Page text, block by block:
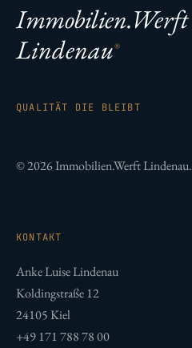
Immobilien.Werft
Lindenau®
QUALITÄT DIE BLEIBT
© 2026 Immobilien.Werft Lindenau.
KONTAKT
Anke Luise Lindenau
Koldingstraße12
24105Kiel
+49 171 788 78 00